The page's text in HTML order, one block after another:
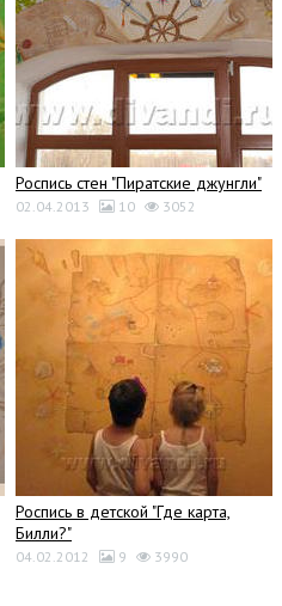
Роспись стен "Пиратские джунгли"
02.04.2013 10 3052
Роспись в детской "Где карта,
Билли?"
04.02.2012 9 3990